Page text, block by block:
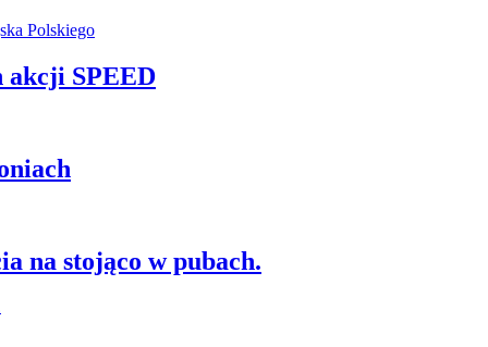
SPEED
na stojąco w pubach.